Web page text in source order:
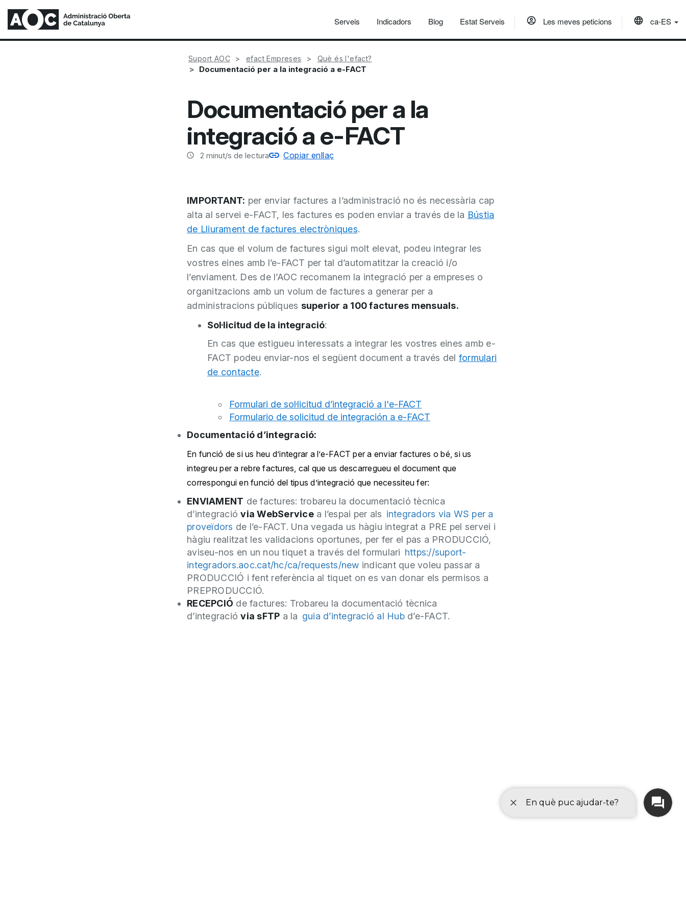
Serveis Indicadors Blog Estat Serveis Les meves peticions ca-ES
Suport AOC efact Empreses Què és l'efact?
Documentació per a la integració a e-FACT
Documentació per a la
integració a e-FACT
2 minut/s de lectura Copiar enllaç
IMPORTANT: per enviar factures a l’administració no és necessària cap
alta al servei e-FACT, les factures es poden enviar a través de la Bústia
de Lliurament de factures electròniques.
En cas que el volum de factures sigui molt elevat, podeu integrar les
vostres eines amb l’e-FACT per tal d’automatitzar la creació i/o
l’enviament. Des de l’AOC recomanem la integració per a empreses o
organitzacions amb un volum de factures a generar per a
administracions públiques superior a 100 factures mensuals.
Sol·licitud de la integració:
En cas que estigueu interessats a integrar les vostres eines amb e-
FACT podeu enviar-nos el següent document a través del formulari
de contacte.
Formulari de sol·licitud d’integració a l'e-FACT
Formulario de solicitud de integración a e-FACT
Documentació d’integració:
En funció de si us heu d’integrar a l’e-FACT per a enviar factures o bé, si us
integreu per a rebre factures, cal que us descarregueu el document que
correspongui en funció del tipus d’integració que necessiteu fer:
ENVIAMENT de factures: trobareu la documentació tècnica
d’integracióvia WebServicea l’espai per als integradors via WS per a
proveïdors de l’e-FACT. Una vegada us hàgiu integrat a PRE pel servei i
hàgiu realitzat les validacions oportunes, per fer el pas a PRODUCCIÓ,
aviseu-nos en un nou tiquet a través del formulari https://suport-
integradors.aoc.cat/hc/ca/requests/new indicant que voleu passar a
PRODUCCIÓ i fent referència al tiquet on es van donar els permisos a
PREPRODUCCIÓ.
RECEPCIÓ de factures: Trobareu la documentació tècnica
d’integracióvia sFTP a la guia d’integració al Hubd’e-FACT.